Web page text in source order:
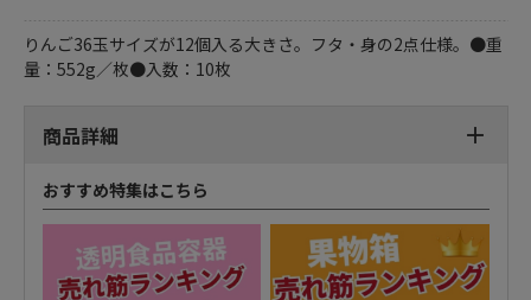
りんご36玉サイズが12個入る大きさ。フタ・身の2点仕様。●重
量：552g／枚●入数：10枚
商品詳細
おすすめ特集はこちら